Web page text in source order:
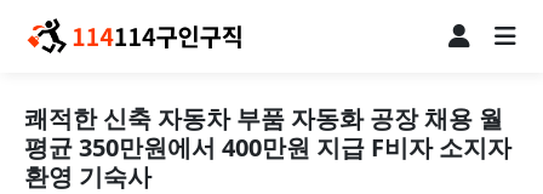
쾌적한 신축 자동차 부품 자동화 공장 채용 월
평균 350만원에서 400만원 지급 F비자 소지자
환영 기숙사